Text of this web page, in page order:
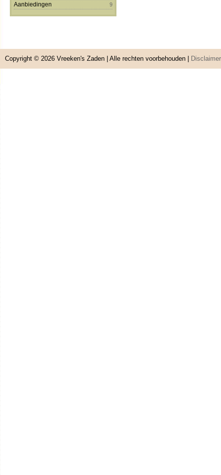
Aanbiedingen 9
Copyright © 2026 Vreeken's Zaden | Alle rechten voorbehouden | Disclaimer